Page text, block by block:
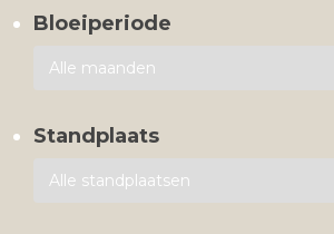
Bloeiperiode
Standplaats